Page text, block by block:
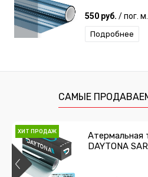
550 руб. / пог. м.
Подробнее
САМЫЕ
ХИТ ПРОДАЖ
Атермальная
DAYTONA